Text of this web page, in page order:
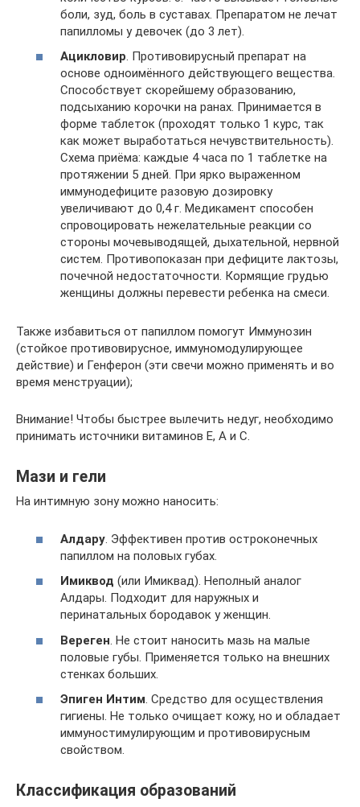
боли, зуд, боль в суставах. Препаратом не лечат
папилломы у девочек (до 3 лет).
Ацикловир. Противовирусный препарат на
основе одноимённого действующего вещества.
Способствует скорейшему образованию,
подсыханию корочки на ранах. Принимается в
форме таблеток (проходят только 1 курс, так
как может выработаться нечувствительность).
Схема приёма: каждые 4 часа по 1 таблетке на
протяжении 5 дней. При ярко выраженном
иммунодефиците разовую дозировку
увеличивают до 0,4 г. Медикамент способен
спровоцировать нежелательные реакции со
стороны мочевыводящей, дыхательной, нервной
систем. Противопоказан при дефиците лактозы,
почечной недостаточности. Кормящие грудью
женщины должны перевести ребенка на смеси.
Также избавиться от папиллом помогут Иммунозин
(стойкое противовирусное, иммуномодулирующее
действие) и Генферон (эти свечи можно применять и во
время менструации);
Внимание! Чтобы быстрее вылечить недуг, необходимо
принимать источники витаминов Е, А и С.
Мази и гели
На интимную зону можно наносить:
Алдару . Эффективен против остроконечных
папиллом на половых губах.
Имиквод (или Имиквад). Неполный аналог
Алдары. Подходит для наружных и
перинатальных бородавок у женщин.
Вереген . Не стоит наносить мазь на малые
половые губы. Применяется только на внешних
стенках больших.
Эпиген Интим. Средство для осуществления
гигиены. Не только очищает кожу, но и обладает
иммуностимулирующим и противовирусным
свойством.
Классификация образований